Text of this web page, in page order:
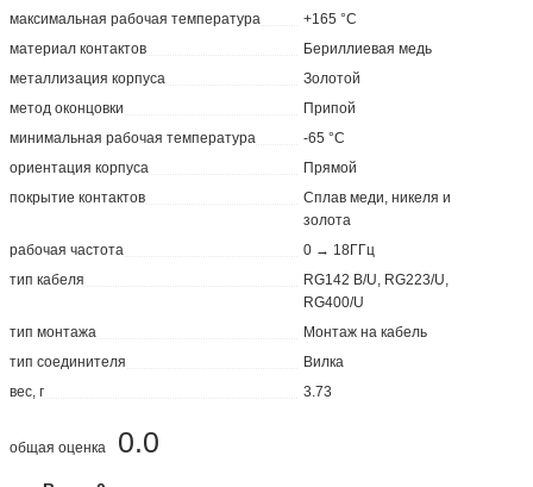
максимальная рабочая температура
+165 °C
материал контактов
Бериллиевая медь
металлизация корпуса
Золотой
метод оконцовки
Припой
минимальная рабочая температура
-65 °C
ориентация корпуса
Прямой
покрытие контактов
Сплав меди, никеля и
золота
рабочая частота
0 → 18ГГц
тип кабеля
RG142 B/U, RG223/U,
RG400/U
тип монтажа
Монтаж на кабель
тип соединителя
Вилка
вес, г
3.73
0.0
общая оценка